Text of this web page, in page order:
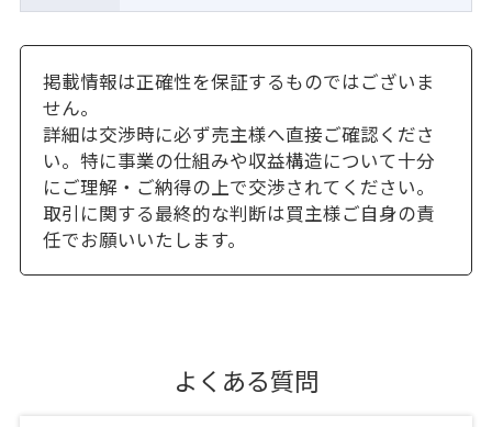
掲載情報は正確性を保証するものではございま
せん。
詳細は交渉時に必ず売主様へ直接ご確認くださ
い。特に事業の仕組みや収益構造について十分
にご理解・ご納得の上で交渉されてください。
取引に関する最終的な判断は買主様ご自身の責
任でお願いいたします。
よくある質問